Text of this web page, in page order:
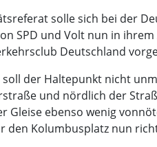
solle sich bei der
SPD und Volt nun in
Deutschland
soll der Haltepunkt nicht
und nördlich der
Gleise ebenso wenig
den Kolumbusplatz nun